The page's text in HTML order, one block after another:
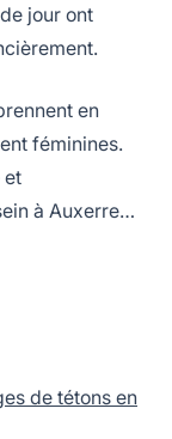
jour ont
en
féminines.
et
à Auxerre…
de tétons en